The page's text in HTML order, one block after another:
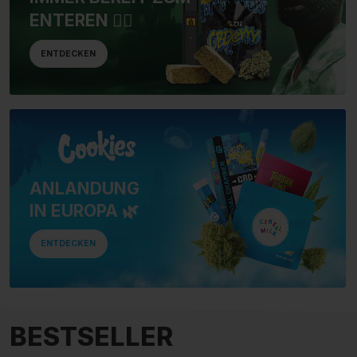
ENTEREN 🏴‍☠️
ENTDECKEN
ANLANDUNG
IN EUROPA 🌿
ENTDECKEN
BESTSELLER